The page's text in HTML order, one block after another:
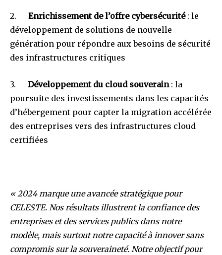
2. Enrichissement de l’offre cybersécurité: le
développement de solutions de nouvelle
génération pour répondre aux besoins de sécurité
des infrastructures critiques
3. Développement du cloud souverain: la
poursuite des investissements dans les capacités
d’hébergement pour capter la migration accélérée
des entreprises vers des infrastructures cloud
certifiées
« 2024 marque une avancée stratégique pour
CELESTE. Nos résultats illustrent la confiance des
entreprises et des services publics dans notre
modèle, mais surtout notre capacité à innover sans
compromis sur la souveraineté. Notre objectif pour